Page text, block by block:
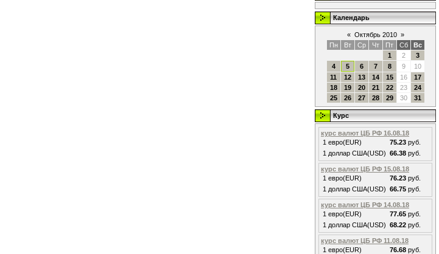
Календарь
« Октябрь 2010 »
Пн
Вт Ср Чт Пт Сб
Вс
1
2
3
4
5 6 7 8 9
10
11
12 13 14 15 16
17
18
19 20 21 22 23
24
25
26 27 28 29 30 31
Курс
курс валют ЦБ РФ 16.08.18
1 евро(EUR)
75.23 руб.
1 доллар США(USD) 66.38 руб.
курс валют ЦБ РФ 15.08.18
1 евро(EUR)
76.23 руб.
1 доллар США(USD) 66.75 руб.
курс валют ЦБ РФ 14.08.18
1 евро(EUR)
77.65 руб.
1 доллар США(USD) 68.22 руб.
курс валют ЦБ РФ 11.08.18
1 евро(EUR)
76.68 руб.